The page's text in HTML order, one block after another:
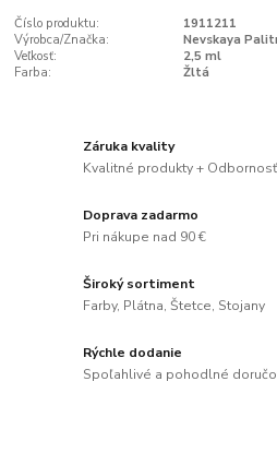
Číslo produktu:
1911211
Výrobca/Značka:
Nevskaya
Veľkosť:
2,5 ml
Farba:
Žltá
Záruka kvality
Kvalitné produkty +
Doprava zadarmo
Pri nákupe nad 90 €
Široký sortiment
Farby, Plátna, Štetce, Stojany
Rýchle dodanie
Spoľahlivé a pohodlné